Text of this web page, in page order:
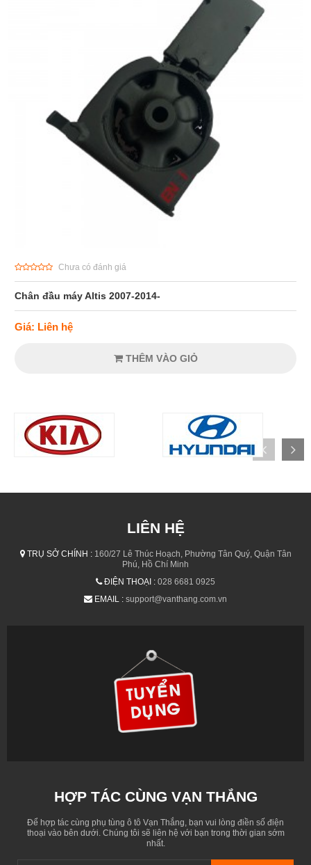
Chưa có đánh giá
Chân đầu máy Altis 2007-2014-
Giá: Liên hệ
THÊM VÀO GIỎ
LIÊN HỆ
TRỤ SỞ CHÍNH :160/27 Lê Thúc Hoạch, Phường Tân Quý, Quận Tân
Phú, Hồ Chí Minh
ĐIỆN THOẠI : 028 6681 0925
EMAIL : support@vanthang.com.vn
HỢP TÁC CÙNG VẠN THẮNG
Để hợp tác cùng phụ tùng ô tô Vạn Thắng, bạn vui lòng điền số điện
thoại vào bên dưới. Chúng tôi sẽ liên hệ với bạn trong thời gian sớm
nhất.